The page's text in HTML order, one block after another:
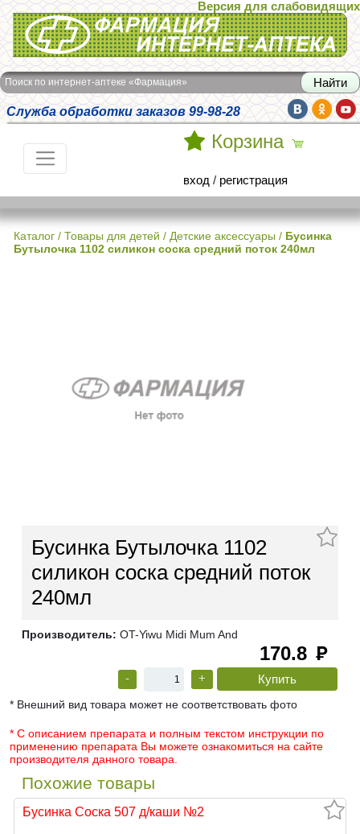
Интернет-аптека Фармация
Версия для слабовидящих
Поиск по интернет-аптеке «Фармация»
Служба обработки заказов 99-98-28
Корзина
вход / регистрация
Каталог / Товары для детей / Детские аксессуары / Бусинка
Бутылочка 1102 силикон соска средний поток 240мл
Бусинка Бутылочка 1102
силикон соска средний поток
240мл
Производитель: OT-Yiwu Midi Mum And
170.8 руб
- +
* Внешний вид товара может не соответствовать фото
* С описанием препарата и полным текстом инструкции по
применению препарата Вы можете ознакомиться на сайте
производителя данного товара.
Похожие товары
Бусинка Соска 507 д/каши №2